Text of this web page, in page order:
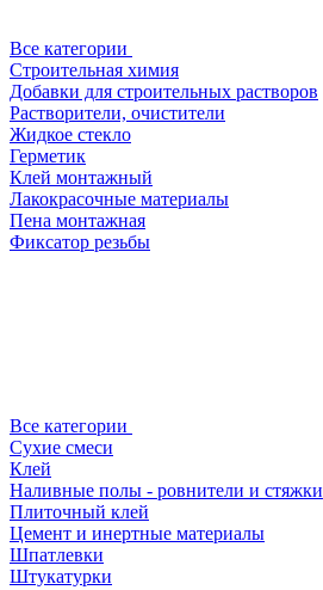
Все категории
Строительная химия
Добавки для строительных растворов
Растворители, очистители
Жидкое стекло
Герметик
Клей монтажный
Лакокрасочные материалы
Пена монтажная
Фиксатор резьбы
Все категории
Сухие смеси
Клей
Наливные полы - ровнители и стяжки
Плиточный клей
Цемент и инертные материалы
Шпатлевки
Штукатурки